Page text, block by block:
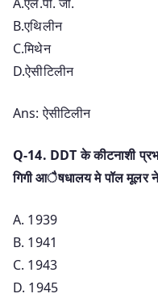
B.एथिलीन
C.मिथेन
D.ऐसीटिलीन
Ans: ऐसीटिलीन
Q-14. DDT के कीटनाशी
गिगी आैषधालय मे पॉल मूलर
A. 1939
B. 1941
C. 1943
D. 1945